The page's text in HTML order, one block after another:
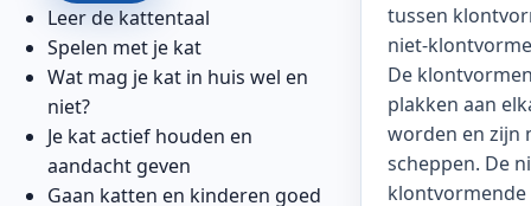
Leer de kattentaal
Spelen met je kat
Wat mag je kat in huis wel en
niet?
Je kat actief houden en
aandacht geven
Gaan katten en kinderen goed
tussen
niet-
De
plakken aan
worden en zijn
scheppen. De